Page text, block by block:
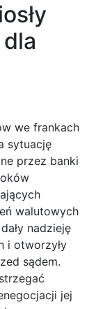
we frankach
sytuację
przez banki
walutowych
nadzieję
i otworzyły
sądem.
jej